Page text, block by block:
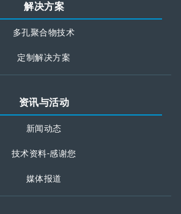
解决方案
多孔聚合物技术
定制解决方案
资讯与活动
新闻动态
技术资料-感谢您
媒体报道